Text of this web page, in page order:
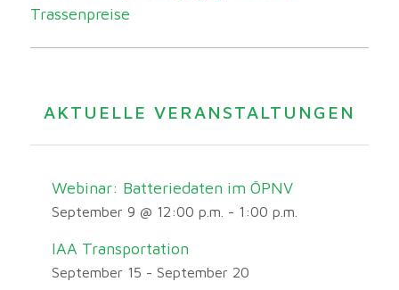
Trassenpreise
AKTUELLE VERANSTALTUNGEN
Webinar: Batteriedaten im ÖPNV
September 9 @ 12:00 p.m. - 1:00 p.m.
IAA Transportation
September 15 - September 20